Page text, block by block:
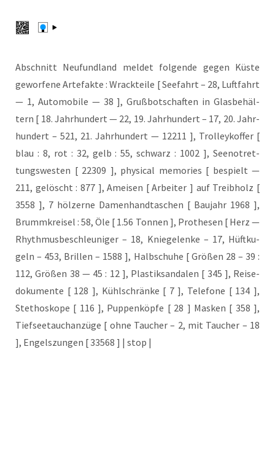
Abschnitt Neu­fund­land mel­det fol­gen­de gegen Küs­te
gewor­fe­ne Arte­fak­te : Wrack­tei­le [ See­fahrt – 28, Luft­fahrt
— 1, Auto­mo­bi­le — 38 ], Gruß­bot­schaf­ten in Glas­be­häl­
tern [ 18. Jahr­hun­dert — 22, 19. Jahr­hun­dert – 17, 20. Jahr­
hun­dert – 521, 21. Jahr­hun­dert — 12211 ], Trol­ley­kof­fer [
blau : 8, rot : 32, gelb : 55, schwarz : 1002 ], See­not­ret­
tungs­wes­ten [ 22309 ], phy­si­cal memo­ries [ bespielt —
211, gelöscht : 877 ], Amei­sen [ Arbei­ter ] auf Treib­holz [
3558 ], 7 höl­zer­ne Damen­hand­ta­schen [ Bau­jahr 1968 ],
Brumm­krei­sel : 58, Öle [ 1.56 Ton­nen ], Pro­the­sen [ Herz —
Rhyth­mus­be­schleu­ni­ger – 18, Knie­ge­len­ke – 17, Hüft­ku­
geln – 453, Bril­len – 1588 ], Halb­schu­he [ Grö­ßen 28 – 39 :
112, Grö­ßen 38 — 45 : 12 ], Plas­tik­san­da­len [ 345 ], Rei­se­
do­ku­men­te [ 128 ], Kühl­schrän­ke [ 7 ], Tele­fo­ne [ 134 ],
Ste­tho­sko­pe [ 116 ], Pup­pen­köp­fe [ 28 ] Mas­ken [ 358 ],
Tief­see­tauch­an­zü­ge [ ohne Tau­cher – 2, mit Tau­cher – 18
], Engels­zun­gen [ 33568 ] | stop |